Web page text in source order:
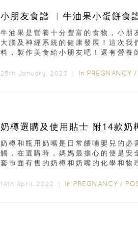
牛油果是營養十分豐富的食物，小朋
大腦及神經系統的健康發展！這次我
料，製作美食給小朋友吧！還有營養
25th January, 2023 ｜ In PREGNANCY /
奶樽選購及使用貼士 附14款奶
奶樽和瓶用奶嘴是日常餵哺嬰兒的必
觸，在選購時，媽媽最擔心的便是
套巿面有售的奶樽和奶嘴的化學和
14th April, 2022 ｜ In PREGNANCY /